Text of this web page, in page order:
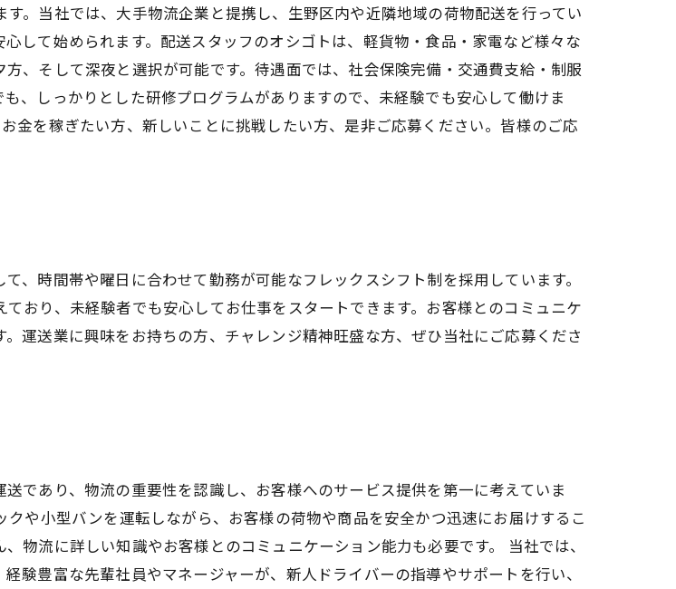
。当社では、大手物流企業と提携し、生野区内や近隣地域の荷物配送を行ってい
して始められます。配送スタッフのオシゴトは、軽貨物・食品・家電など様々な
、そして深夜と選択が可能です。待遇面では、社会保険完備・交通費支給・制服
、しっかりとした研修プログラムがありますので、未経験でも安心して働けま
金を稼ぎたい方、新しいことに挑戦したい方、是非ご応募ください。皆様のご応
、時間帯や曜日に合わせて勤務が可能なフレックスシフト制を採用しています。
おり、未経験者でも安心してお仕事をスタートできます。お客様とのコミュニケ
運送業に興味をお持ちの方、チャレンジ精神旺盛な方、ぜひ当社にご応募くださ
であり、物流の重要性を認識し、お客様へのサービス提供を第一に考えていま
や小型バンを運転しながら、お客様の荷物や商品を安全かつ迅速にお届けするこ
物流に詳しい知識やお客様とのコミュニケーション能力も必要です。 当社では、
験豊富な先輩社員やマネージャーが、新人ドライバーの指導やサポートを行い、